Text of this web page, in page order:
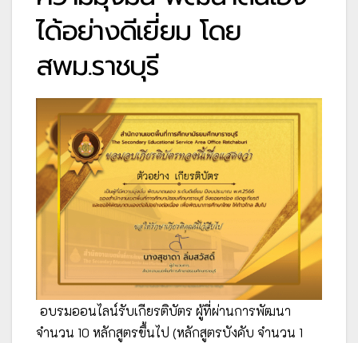
ได้อย่างดีเยี่ยม โดย
สพม.ราชบุรี
อบรมออนไลน์รับเกียรติบัตร ผู้ที่ผ่านการพัฒนา
จำนวน 10 หลักสูตรขึ้นไป (หลักสูตรบังคับ จำนวน 1